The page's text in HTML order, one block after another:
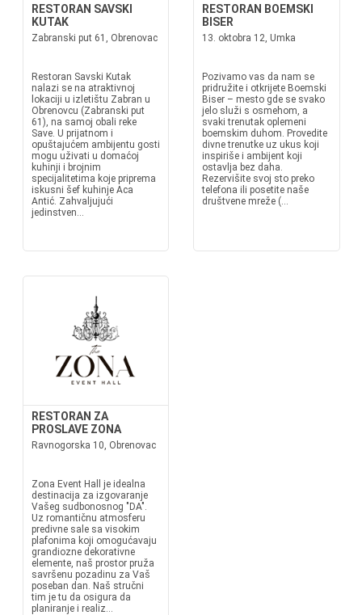
RESTORAN SAVSKI
KUTAK
Zabranski put 61, Obrenovac
Restoran Savski Kutak
nalazi se na atraktivnoj
lokaciji u izletištu Zabran u
Obrenovcu (Zabranski put
61), na samoj obali reke
Save. U prijatnom i
opuštajućem ambijentu gosti
mogu uživati u domaćoj
kuhinji i brojnim
specijalitetima koje priprema
iskusni šef kuhinje Aca
Antić. Zahvaljujući
jedinstven...
RESTORAN BOEMSKI
BISER
13. oktobra 12, Umka
Pozivamo vas da nam se
pridružite i otkrijete Boemski
Biser – mesto gde se svako
jelo služi s osmehom, a
svaki trenutak oplemeni
boemskim duhom. Provedite
divne trenutke uz ukus koji
inspiriše i ambijent koji
ostavlja bez daha.
Rezervišite svoj sto preko
telefona ili posetite naše
društvene mreže (...
RESTORAN ZA
PROSLAVE ZONA
Ravnogorska 10, Obrenovac
Zona Event Hall je idealna
destinacija za izgovaranje
Vašeg sudbonosnog "DA".
Uz romantičnu atmosferu
predivne sale sa visokim
plafonima koji omogućavaju
grandiozne dekorativne
elemente, naš prostor pruža
savršenu pozadinu za Vaš
poseban dan. Naš stručni
tim je tu da osigura da
planiranje i realiz...